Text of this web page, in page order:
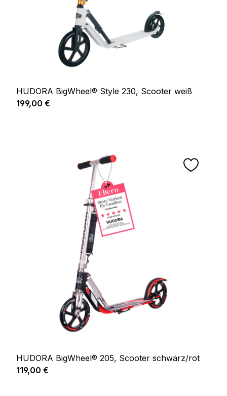
HUDORA BigWheel® Style 230, Scooter weiß
Regulärer Preis:
199,00 €
HUDORA BigWheel® 205, Scooter schwarz/rot
Regulärer Preis:
119,00 €